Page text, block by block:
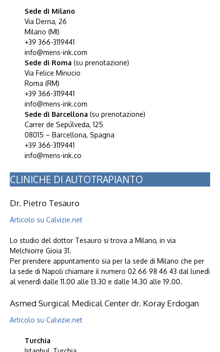
Sede di Milano
Via Derna, 26
Milano (MI)
+39 366-3119441
info@mens-ink.com
Sede di Roma (su prenotazione)
Via Felice Minucio
Roma (RM)
+39 366-3119441
info@mens-ink.com
Sede di Barcellona (su prenotazione)
Carrer de Sepúlveda, 125
08015 – Barcellona, Spagna
+39 366-3119441
info@mens-ink.co
CLINICHE DI AUTOTRAPIANTO
Dr. Pietro Tesauro
Articolo su Calvizie.net
Lo studio del dottor Tesauro si trova a Milano, in via
Melchiorre Gioia 31.
Per prendere appuntamento sia per la sede di Milano che per
la sede di Napoli chiamare il numero 02 66 98 46 43 dal lunedì
al venerdì dalle 11.00 alle 13.30 e dalle 14.30 alle 19.00.
Asmed Surgical Medical Center dr. Koray Erdogan
Articolo su Calvizie.net
Turchia